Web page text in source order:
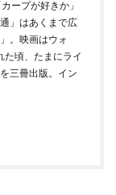
ープが好きか」
」はあくまで広
。映画はウォ
た頃、たまにライ
三冊出版。イン